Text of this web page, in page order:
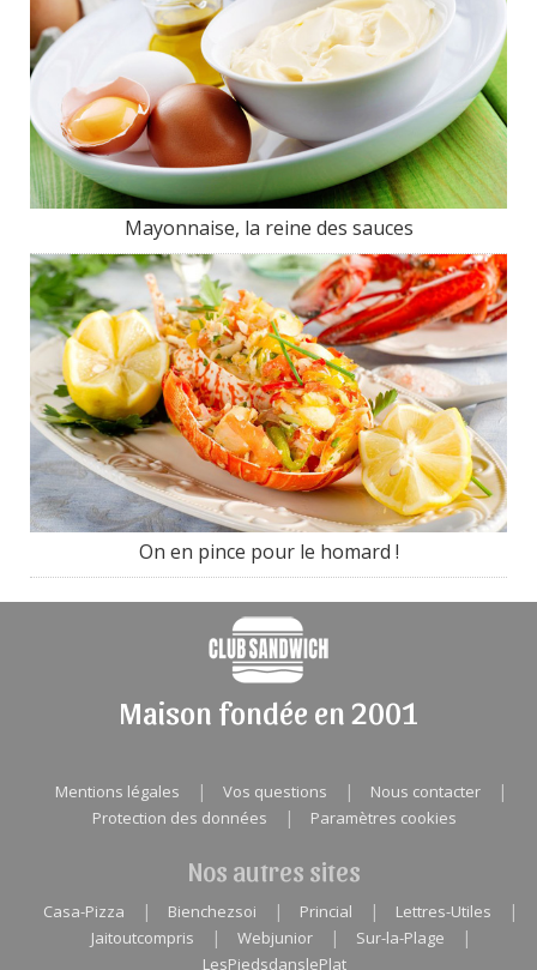
Mayonnaise, la reine des sauces
On en pince pour le homard !
Maison fondée en 2001
Mentions légales | Vos questions | Nous contacter |
Protection des données | Paramètres cookies
Nos autres sites
Casa-Pizza | Bienchezsoi | Princial | Lettres-Utiles |
Jaitoutcompris | Webjunior | Sur-la-Plage |
LesPiedsdanslePlat